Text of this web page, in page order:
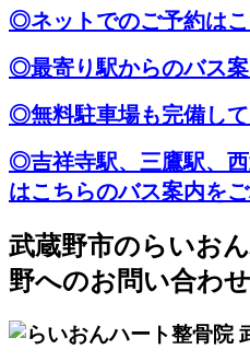
◎ネットでのご予約は
◎最寄り駅からのバス
◎無料駐車場も完備し
◎吉祥寺駅、三鷹駅、
はこちらのバス案内を
武蔵野市のらいお
野へのお問い合わせ